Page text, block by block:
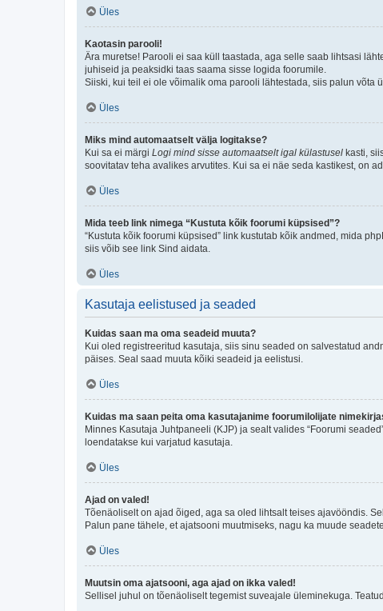
Üles
Kaotasin parooli!
Ära muretse! Parooli ei saa küll taastada, aga selle saab lihtsasi
juhiseid ja peaksidki taas saama sisse logida foorumile.
Siiski, kui teil ei ole võimalik oma parooli lähtestada, siis palun võta
Üles
Miks mind automaatselt välja logitakse?
Kui sa ei märgi Logi mind sisse automaatselt igal külastusel kasti,
soovitatav teha avalikes arvutites. Kui sa ei näe seda kastikest, on
Üles
Mida teeb link nimega “Kustuta kõik foorumi küpsised”?
“Kustuta kõik foorumi küpsised” link kustutab kõik andmed, mida
siis võib see link Sind aidata.
Üles
Kasutaja eelistused ja seaded
Kuidas saan ma oma seadeid muuta?
Kui oled registreeritud kasutaja, siis sinu seaded on salvestatud
päises. Seal saad muuta kõiki seadeid ja eelistusi.
Üles
Kuidas ma saan peita oma kasutajanime foorumilolijate
Minnes Kasutaja Juhtpaneeli (KJP) ja sealt valides “Foorumi
loendatakse kui varjatud kasutaja.
Üles
Ajad on valed!
Tõenäoliselt on ajad õiged, aga sa oled lihtsalt teises ajavööndis.
Palun pane tähele, et ajatsooni muutmiseks, nagu ka muude
Üles
Muutsin oma ajatsooni, aga ajad on ikka valed!
Sellisel juhul on tõenäoliselt tegemist suveajale üleminekuga.